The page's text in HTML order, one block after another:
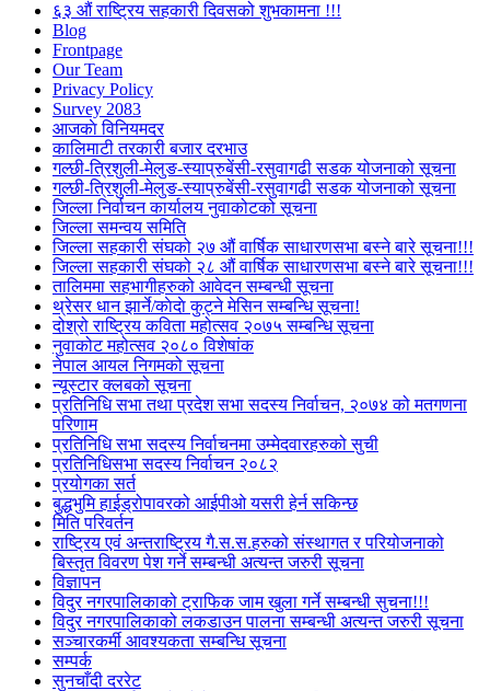
६३ औं राष्ट्रिय सहकारी दिवसको शुभकामना !!!
Blog
Frontpage
Our Team
Privacy Policy
Survey 2083
आजकाे विनियमदर
कालिमाटी तरकारी बजार दरभाउ
गल्छी-त्रिशुली-मेलुङ-स्याप्रुबेंसी-रसुवागढी सडक योजनाको सूचना
गल्छी-त्रिशुली-मेलुङ-स्याप्रुबेंसी-रसुवागढी सडक योजनाको सूचना
जिल्ला निर्वाचन कार्यालय नुवाकोटको सूचना
जिल्ला समन्वय समिति
जिल्ला सहकारी संघको २७ औं वार्षिक साधारणसभा बस्ने बारे सूचना!!!
जिल्ला सहकारी संघको २८ औं वार्षिक साधारणसभा बस्ने बारे सूचना!!!
तालिममा सहभागीहरुको आवेदन सम्बन्धी सूचना
थ्रेसर धान झार्ने/काेदाे कुट्ने मेसिन सम्बन्धि सूचना!
दोश्रो राष्ट्रिय कविता महोत्सव २०७५ सम्बन्धि सूचना
नुवाकोट महोत्सव २०८० विशेषांक
नेपाल आयल निगमको सूचना
न्यूस्टार क्लबको सूचना
प्रतिनिधि सभा तथा प्रदेश सभा सदस्य निर्वाचन, २०७४ को मतगणना
परिणाम
प्रतिनिधि सभा सदस्य निर्वाचनमा उम्मेदवारहरुको सुची
प्रतिनिधिसभा सदस्य निर्वाचन २०८२
प्रयोगका सर्त
बुद्धभुमि हाईड्रोपावरको आईपीओ यसरी हेर्न सकिन्छ
मिति परिवर्तन
राष्ट्रिय एवं अन्तराष्ट्रिय गै.स.स.हरुको संस्थागत र परियोजनाको
बिस्तृत विवरण पेश गर्ने सम्बन्धी अत्यन्त जरुरी सूचना
विज्ञापन
विदुर नगरपालिकाको ट्राफिक जाम खुला गर्ने सम्बन्धी सुचना!!!
विदुर नगरपालिकाको लकडाउन पालना सम्बन्धी अत्यन्त जरुरी सूचना
सञ्चारकर्मी आवश्यकता सम्बन्धि सूचना
सम्पर्क
सुनचाँदी दररेट